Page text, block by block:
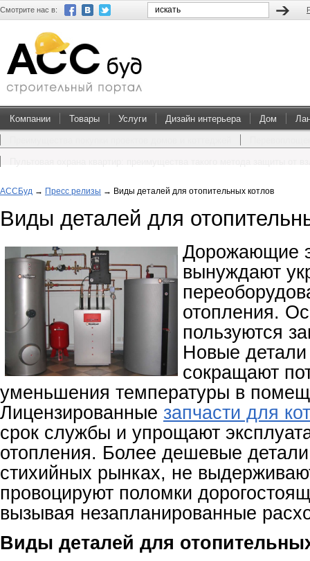
Смотрите нас в:
Компании Товары Услуги Дизайн интерьера Дом
АССБуд → Пресс релизы → Виды деталей для отопительных котлов
Виды деталей для
Дорожающие
вынуждают
отопления.
пользуются
Новые детали
сокращают
уменьшения температуры в
Лицензированные запчасти для
срок службы и упрощают
отопления. Более дешевые
стихийных рынках, не
провоцируют поломки
вызывая незапланированные
Виды деталей для